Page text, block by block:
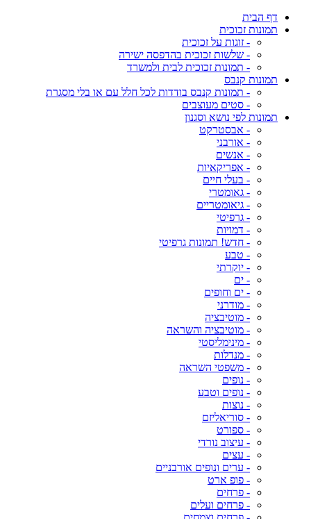
דף הבית
תמונות זכוכית
- זוגות על זכוכית
- שלשות זכוכית בהדפסה ישירה
- תמונות זכוכית לבית ולמשרד
תמונות קנבס
- תמונות קנבס בודדות לכל חלל עם או בלי מסגרת
- סטים מעוצבים
תמונות לפי נושא וסגנון
- אבסטרקט
- אורבני
- אנשים
- אפריקאיות
- בעלי חיים
- גאומטרי
- גיאומטריים
- גרפיטי
- דמויות
- חדש! תמונות גרפיטי
- טבע
- יוקרתי
- ים
- ים וחופים
- מודרני
- מוטיבציה
- מוטיבציה והשראה
- מינימליסטי
- מנדלות
- משפטי השראה
- נופים
- נופים וטבע
- נוצות
- סוריאליזם
- ספורט
- עיצוב נורדי
- עצים
- ערים ונופים אורבניים
- פופ ארט
- פרחים
- פרחים ועלים